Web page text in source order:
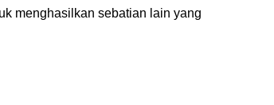
menghasilkan sebatian lain yang